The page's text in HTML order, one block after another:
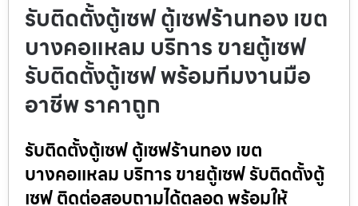
รับติดตั้งตู้เซฟ ตู้เซฟร้านทอง เขต
บางคอแหลม บริการ ขายตู้เซฟ
รับติดตั้งตู้เซฟ พร้อมทีมงานมือ
อาชีพ ราคาถูก
รับติดตั้งตู้เซฟ ตู้เซฟร้านทอง เขต
บางคอแหลม บริการ ขายตู้เซฟ รับติดตั้งตู้
เซฟ ติดต่อสอบถามได้ตลอด พร้อมให้